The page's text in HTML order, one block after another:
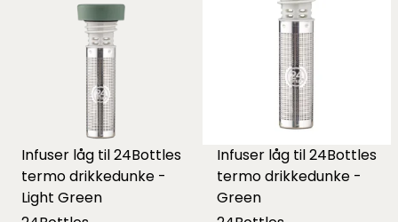
Infuser låg til 24Bottles
termo drikkedunke -
Light Green
Infuser låg til 24Bottles
termo drikkedunke -
Green